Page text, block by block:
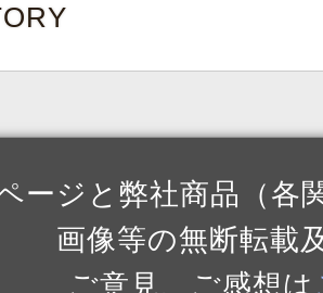
ージと弊社商品（各
画像等の無断転載
ご意見、ご感想は